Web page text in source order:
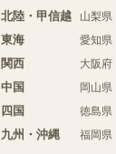
北陸・甲信越 山梨県
東海 愛知県
関西 大阪府
中国 岡山県
四国 徳島県
九州・沖縄 福岡県